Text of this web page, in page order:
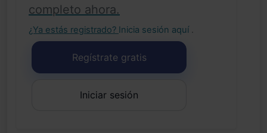
completo ahora.
¿Ya estás registrado? Inicia sesión aquí .
Regístrate gratis
Iniciar sesión